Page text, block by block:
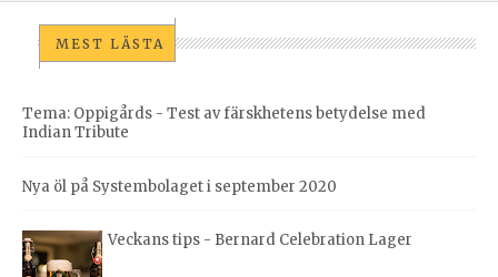
MEST LÄSTA
Tema: Oppigårds - Test av färskhetens betydelse med
Indian Tribute
Nya öl på Systembolaget i september 2020
Veckans tips - Bernard Celebration Lager